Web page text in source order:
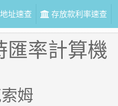
址速查 存放款利率速查
匯率計算機
姆